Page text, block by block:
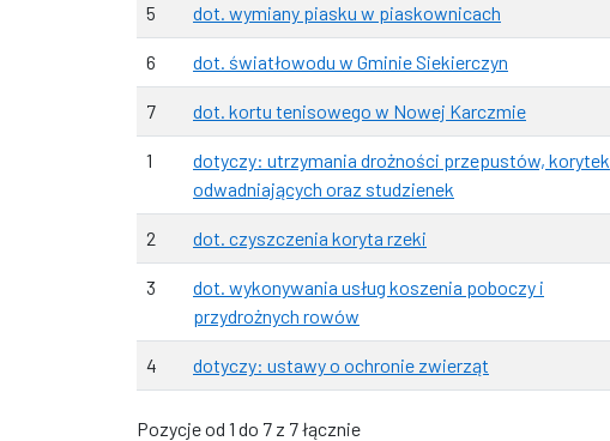
5 dot. wymiany piasku w piaskownicach
6 dot. światłowodu w Gminie Siekierczyn
7 dot. kortu tenisowego w Nowej Karczmie
1
dotyczy: utrzymania drożności przepustów, korytek
odwadniających oraz studzienek
2 dot. czyszczenia koryta rzeki
3
dot. wykonywania usług koszenia poboczy i
przydrożnych rowów
4 dotyczy: ustawy o ochronie zwierząt
Pozycje od 1 do 7 z 7 łącznie